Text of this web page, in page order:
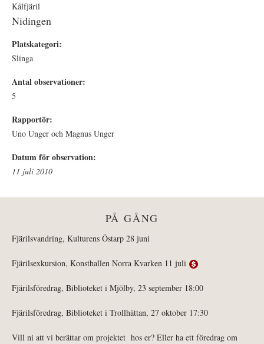
Kålfjäril
Nidingen
Platskategori:
Slinga
Antal observationer:
5
Rapportör:
Uno Unger och Magnus Unger
Datum för observation:
11 juli 2010
PÅ GÅNG
Fjärilsvandring, Kulturens Östarp 28 juni
Fjärilsexkursion, Konsthallen Norra Kvarken 11 juli
Fjärilsföredrag, Biblioteket i Mjölby, 23 september 18:00
Fjärilsföredrag, Biblioteket i Trollhättan, 27 oktober 17:30
Vill ni att vi berättar om projektet hos er? Eller ha ett föredrag om